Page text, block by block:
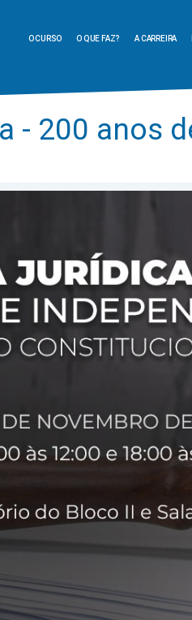
O CURSO O QUE FAZ? A CARREIRA
- 200 anos